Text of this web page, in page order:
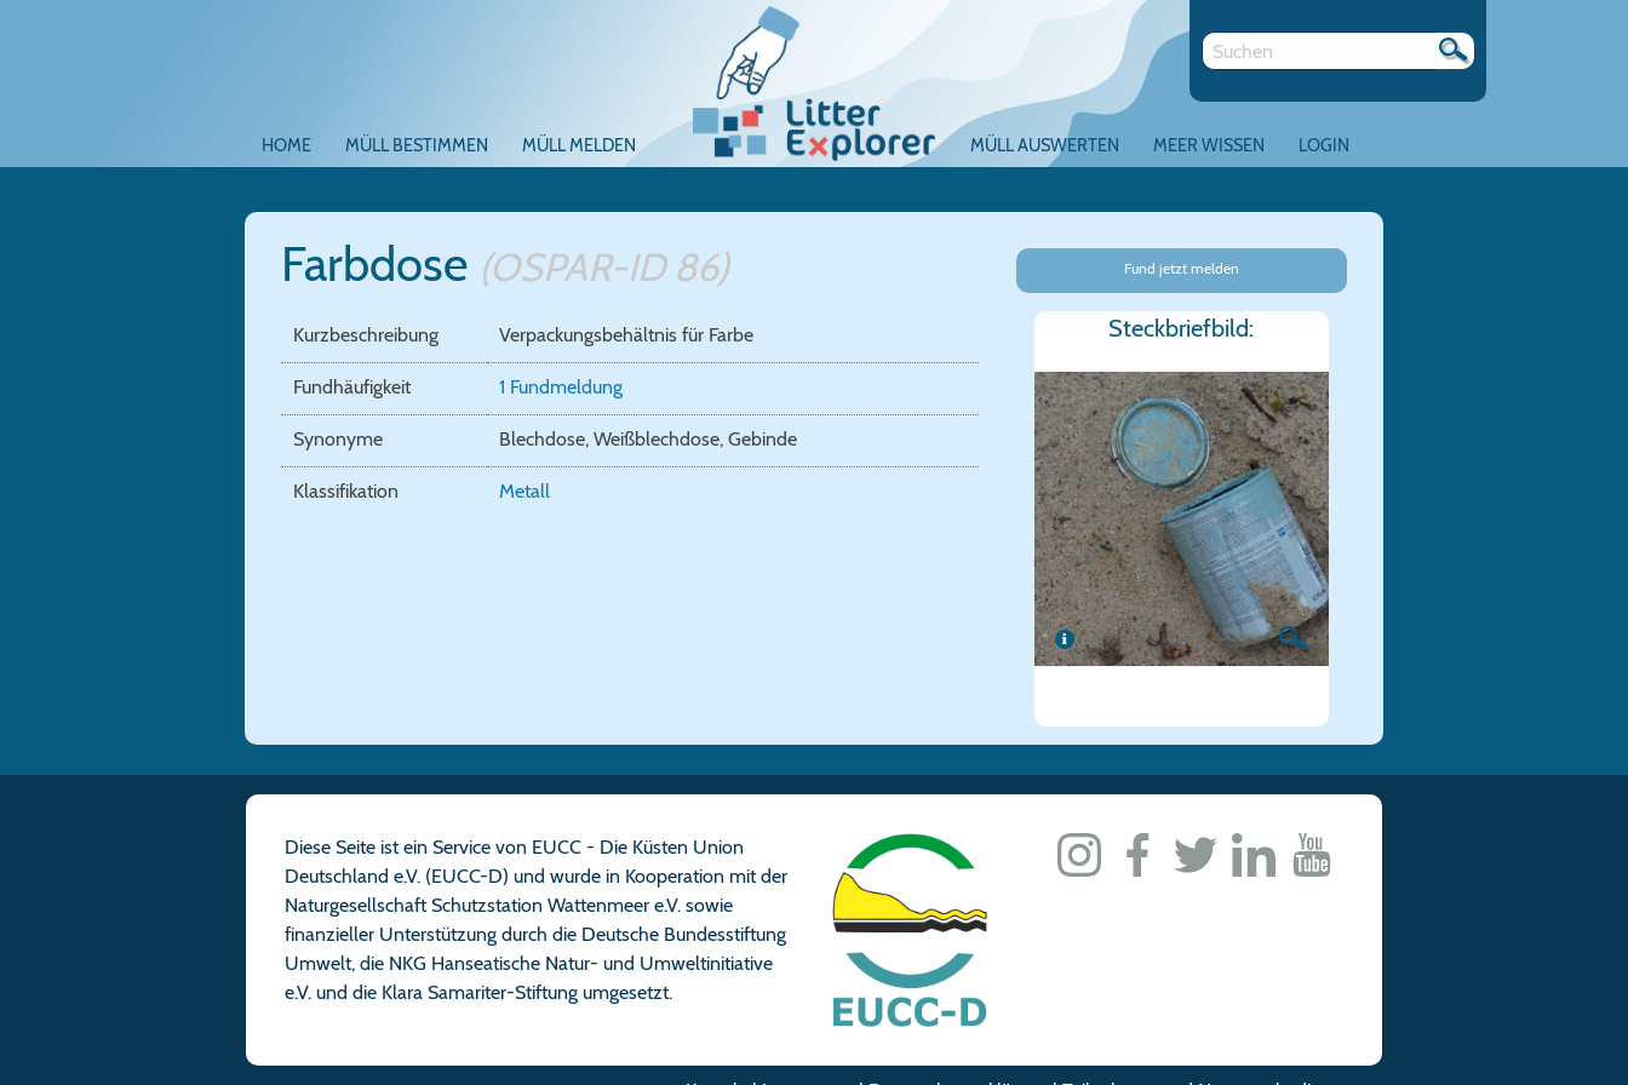
HOME MÜLL BESTIMMEN MÜLL MELDEN MÜLL AUSWERTEN MEER WISSEN LOGIN
Farbdose (OSPAR-ID 86) Fund jetzt melden
Kurzbeschreibung Verpackungsbehältnis für Farbe
Fundhäufigkeit 1 Fundmeldung
Synonyme Blechdose, Weißblechdose, Gebinde
Klassifikation Metall
Steckbriefbild:
Diese Seite ist ein Service von EUCC - Die Küsten Union
Deutschland e.V. (EUCC-D) und wurde in Kooperation mit der
Naturgesellschaft Schutzstation Wattenmeer e.V. sowie
finanzieller Unterstützung durch die Deutsche Bundesstiftung
Umwelt, die NKG Hanseatische Natur- und Umweltinitiative
e.V. und die Klara Samariter-Stiftung umgesetzt.